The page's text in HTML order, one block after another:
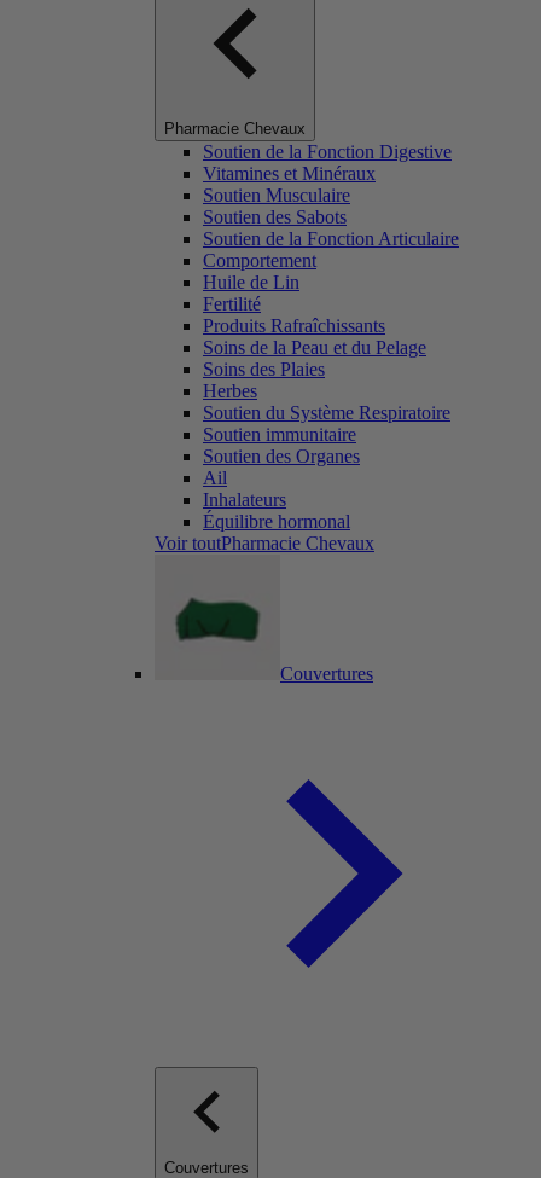
Pharmacie Chevaux
Soutien de la Fonction Digestive
Vitamines et Minéraux
Soutien Musculaire
Soutien des Sabots
Soutien de la Fonction Articulaire
Comportement
Huile de Lin
Fertilité
Produits Rafraîchissants
Soins de la Peau et du Pelage
Soins des Plaies
Herbes
Soutien du Système Respiratoire
Soutien immunitaire
Soutien des Organes
Ail
Inhalateurs
Équilibre hormonal
Voir toutPharmacie Chevaux
Couvertures
Couvertures